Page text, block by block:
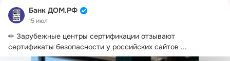
Банк ДОМ.РФ
15 июл
✏ Зарубежные центры сертификации отзывают
сертификаты безопасности у российских сайтов ...